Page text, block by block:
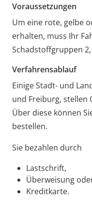
Voraussetzungen
Um eine rote, gelbe
erhalten, muss Ihr
Schadstoffgruppen
Verfahrensablauf
Einige Stadt- und
und Freiburg, stellen
Über diese können
bestellen.
Sie bezahlen durch
Lastschrift,
Überweisung
Kreditkarte.